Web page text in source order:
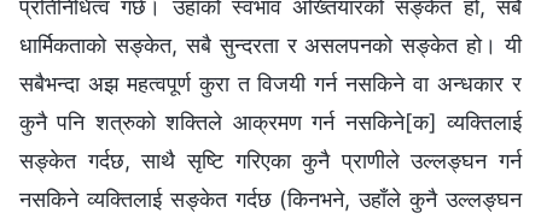
प्रतिनिधित्व गर्छ। उहाँको स्वभाव अख्तियारको सङ्केत हो, सबै
धार्मिकताको सङ्केत, सबै सुन्दरता र असलपनको सङ्केत हो। यी
सबैभन्दा अझ महत्वपूर्ण कुरा त विजयी गर्न नसकिने वा अन्धकार र
कुनै पनि शत्रुको शक्तिले आक्रमण गर्न नसकिने[क] व्यक्तिलाई
सङ्केत गर्दछ, साथै सृष्‍टि गरिएका कुनै प्राणीले उल्‍लङ्घन गर्न
नसकिने व्यक्तिलाई सङ्केत गर्दछ (किनभने, उहाँले कुनै उल्‍लङ्घन